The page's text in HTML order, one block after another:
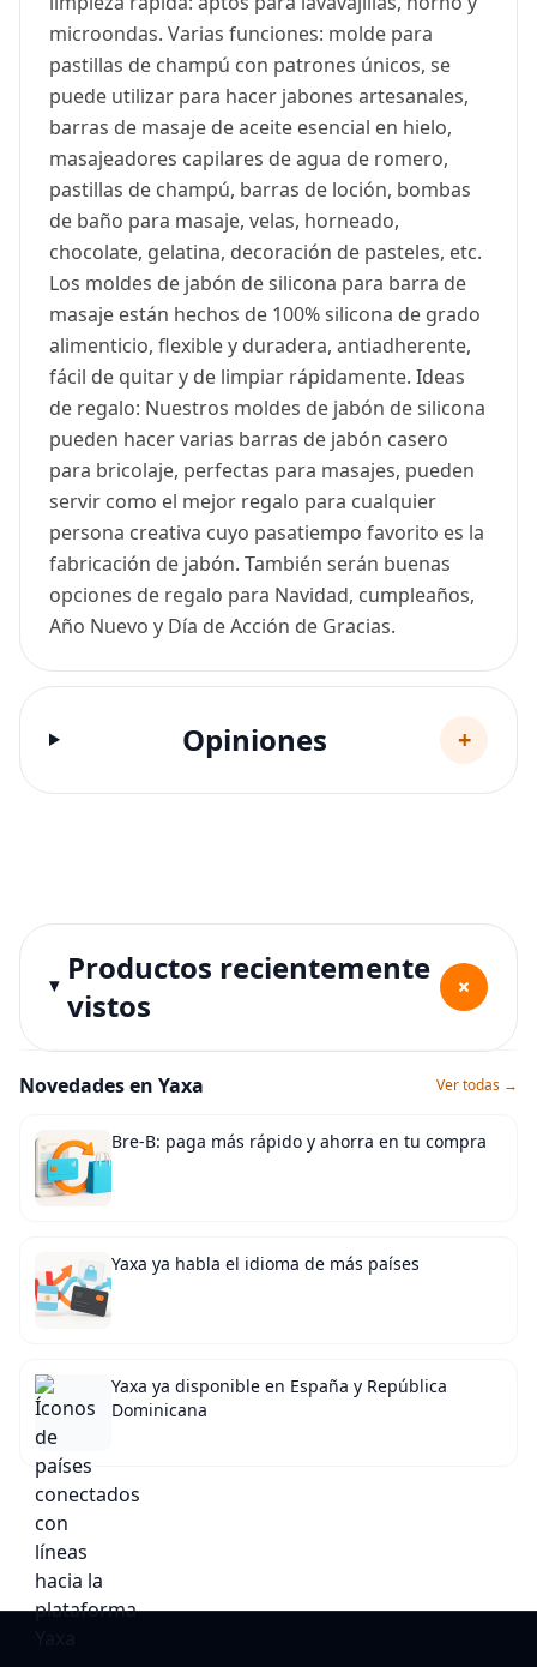
microondas. Varias funciones: molde para
pastillas de champú con patrones únicos, se
puede utilizar para hacer jabones artesanales,
barras de masaje de aceite esencial en hielo,
masajeadores capilares de agua de romero,
pastillas de champú, barras de loción, bombas
de baño para masaje, velas, horneado,
chocolate, gelatina, decoración de pasteles, etc.
Los moldes de jabón de silicona para barra de
masaje están hechos de 100% silicona de grado
alimenticio, flexible y duradera, antiadherente,
fácil de quitar y de limpiar rápidamente. Ideas
de regalo: Nuestros moldes de jabón de silicona
pueden hacer varias barras de jabón casero
para bricolaje, perfectas para masajes, pueden
servir como el mejor regalo para cualquier
persona creativa cuyo pasatiempo favorito es la
fabricación de jabón. También serán buenas
opciones de regalo para Navidad, cumpleaños,
Año Nuevo y Día de Acción de Gracias.
Opiniones +
Productos recientemente
vistos
+
Novedades en Yaxa Ver todas →
Bre-B: paga más rápido y ahorra en tu compra
Yaxa ya habla el idioma de más países
Yaxa ya disponible en España y República
Dominicana